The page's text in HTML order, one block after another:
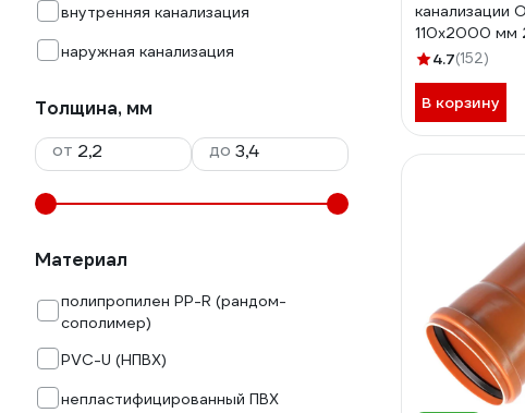
внутренняя канализация
наружная канализация
Толщина, мм
от
до
Материал
полипропилен PP-R (рандом-
сополимер)
PVC-U (НПВХ)
непластифицированный ПВХ
канализации
110х2000
4.7(152)
В корзину